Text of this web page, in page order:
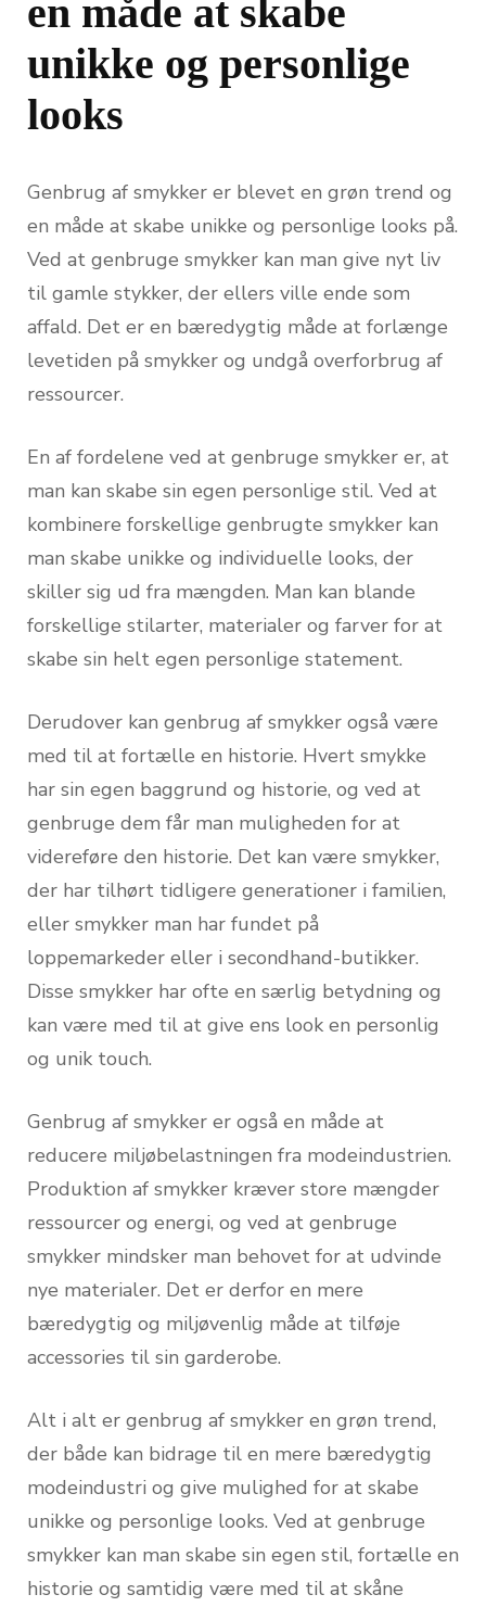
en måde at skabe
unikke og personlige
looks
Genbrug af smykker er blevet en grøn trend og
en måde at skabe unikke og personlige looks på.
Ved at genbruge smykker kan man give nyt liv
til gamle stykker, der ellers ville ende som
affald. Det er en bæredygtig måde at forlænge
levetiden på smykker og undgå overforbrug af
ressourcer.
En af fordelene ved at genbruge smykker er, at
man kan skabe sin egen personlige stil. Ved at
kombinere forskellige genbrugte smykker kan
man skabe unikke og individuelle looks, der
skiller sig ud fra mængden. Man kan blande
forskellige stilarter, materialer og farver for at
skabe sin helt egen personlige statement.
Derudover kan genbrug af smykker også være
med til at fortælle en historie. Hvert smykke
har sin egen baggrund og historie, og ved at
genbruge dem får man muligheden for at
videreføre den historie. Det kan være smykker,
der har tilhørt tidligere generationer i familien,
eller smykker man har fundet på
loppemarkeder eller i secondhand-butikker.
Disse smykker har ofte en særlig betydning og
kan være med til at give ens look en personlig
og unik touch.
Genbrug af smykker er også en måde at
reducere miljøbelastningen fra modeindustrien.
Produktion af smykker kræver store mængder
ressourcer og energi, og ved at genbruge
smykker mindsker man behovet for at udvinde
nye materialer. Det er derfor en mere
bæredygtig og miljøvenlig måde at tilføje
accessories til sin garderobe.
Alt i alt er genbrug af smykker en grøn trend,
der både kan bidrage til en mere bæredygtig
modeindustri og give mulighed for at skabe
unikke og personlige looks. Ved at genbruge
smykker kan man skabe sin egen stil, fortælle en
historie og samtidig være med til at skåne